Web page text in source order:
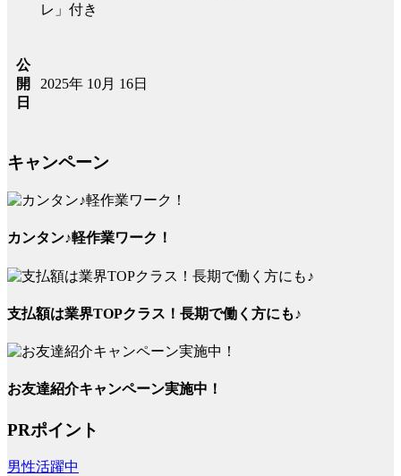
レ」付き
公
開
日
2025年 10月 16日
キャンペーン
カンタン♪軽作業ワーク！
支払額は業界TOPクラス！長期で働く方にも♪
お友達紹介キャンペーン実施中！
PRポイント
男性活躍中